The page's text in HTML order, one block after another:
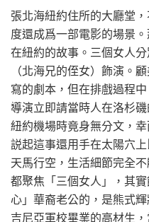
張北海紐約住所的大廳堂
度還成爲一部電影的場景
在紐約的故事。三個女人
（北海兄的侄女）飾演。
寫的劇本，但在排戲過程
導演立即請當時人在洛杉
紐約機場時竟身無分文，
説起這事還用手在太陽穴
天馬行空，生活細節完全
都聚焦「三個女人」，其
心」華裔老公的，是熊式
吉尼亞軍校畢業的高材生